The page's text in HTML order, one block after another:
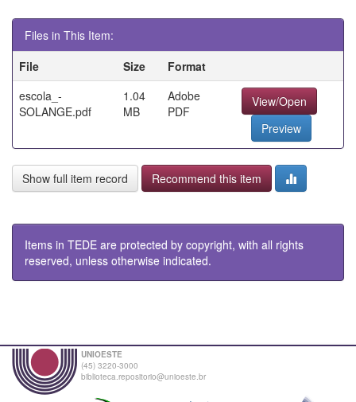
Files in This Item:
File
Size
Format
escola_-
SOLANGE.pdf
1.04
MB
Adobe
PDF
View/Open
Preview
Show full item record Recommend this item
Items in TEDE are protected by copyright, with all rights
reserved, unless otherwise indicated.
UNIOESTE
(45) 3220-3000
biblioteca.repositorio@unioeste.br